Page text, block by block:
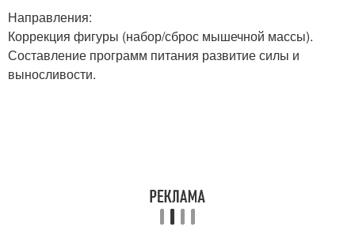
Направления:
Коррекция фигуры (набор/сброс мышечной массы).
Составление программ питания развитие силы и
выносливости.